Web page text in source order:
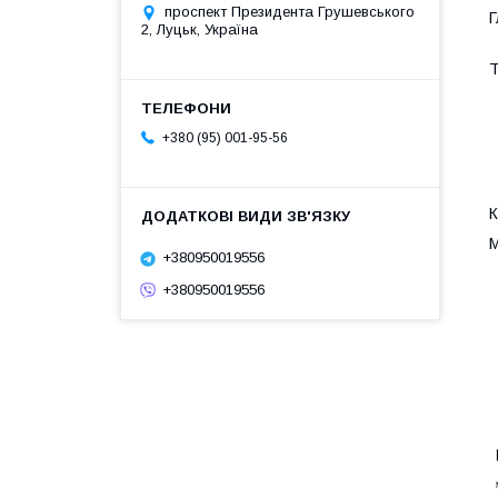
проспект Президента Грушевського
2, Луцьк, Україна
+380 (95) 001-95-56
+380950019556
+380950019556